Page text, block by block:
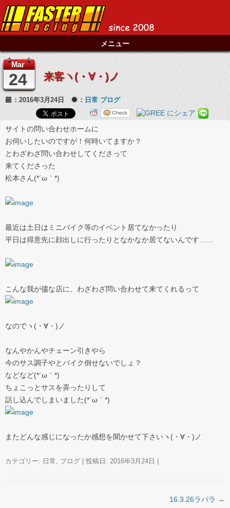
メニュー
Mar
24 来客ヽ(・∀・)ノ
：2016年3月24日 ： 日常 ブログ
サイトの問い合わせホームに
お伺いしたいのですが！何時いてますか？
とわざわざ問い合わせしてくださって
来てくださった
松本さん(*´ω｀*)
最近は土日はミニバイク等のイベント居てなかったり
平日は得意先に顔出しに行ったりとなかなか居てないんです……
こんな我が儘な店に、わざわざ問い合わせて来てくれるって
なのでヽ(・∀・)ノ
なんやかんやチェーン引きやら
今のサス調子やとバイク倒せないでしょ？
などなど(*´ω｀*)
ちょこっとサスを弄ったりして
話し込んでしまいました(*´ω｀*)
またどんな感じになったか感想を聞かせて下さいヽ(・∀・)ノ
カテゴリー: 日常 ブログ| 投稿日: 2016年3月24日
16.3.26ラパラ →